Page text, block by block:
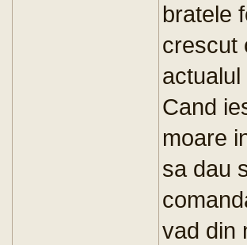
bratele
crescut
Cand
moare
sa dau
vad din